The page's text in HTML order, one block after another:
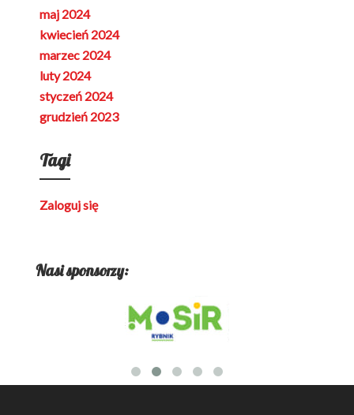
maj 2024
kwiecień 2024
marzec 2024
luty 2024
styczeń 2024
grudzień 2023
Tagi
Zaloguj się
Nasi sponsorzy: